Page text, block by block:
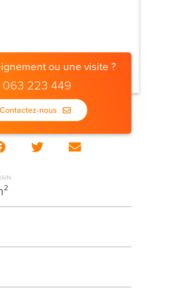
ou une visite ?
063 223 449
Contactez-nous